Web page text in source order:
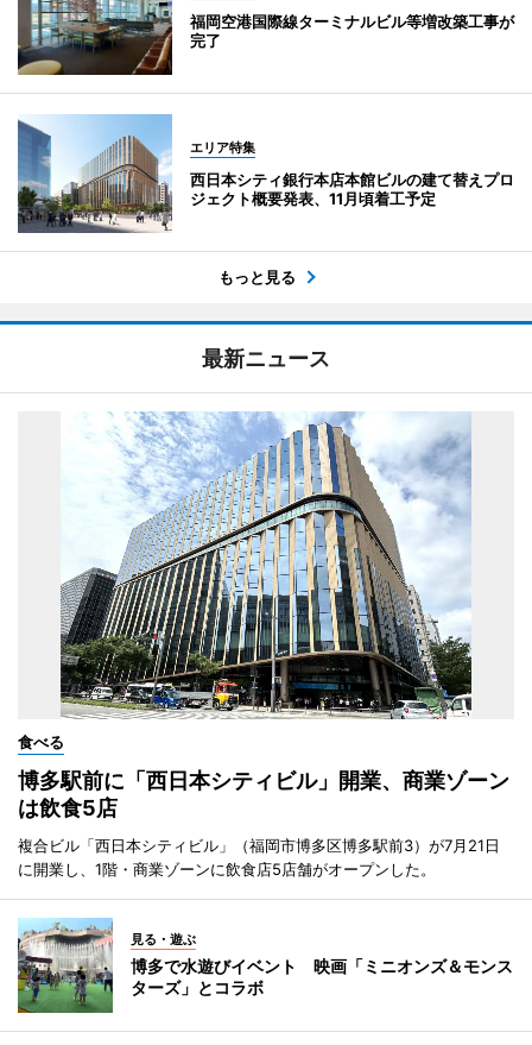
福岡空港国際線ターミナルビル等増改築工事が
完了
エリア特集
西日本シティ銀行本店本館ビルの建て替えプロ
ジェクト概要発表、11月頃着工予定
もっと見る
最新ニュース
食べる
博多駅前に「西日本シティビル」開業、商業ゾーン
は飲食5店
複合ビル「西日本シティビル」（福岡市博多区博多駅前3）が7月21日
に開業し、1階・商業ゾーンに飲食店5店舗がオープンした。
見る・遊ぶ
博多で水遊びイベント 映画「ミニオンズ＆モンス
ターズ」とコラボ